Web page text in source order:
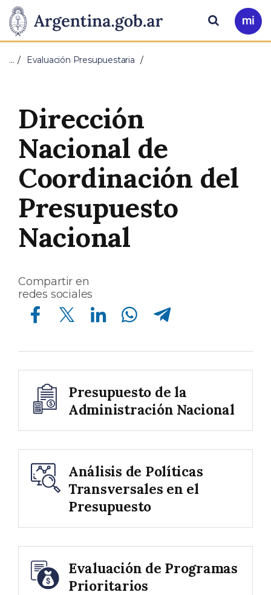
Presidencia
de
Nación
Pasar al contenido principal
Ir
a
Buscar
… Evaluación Presupuestaria
Dirección
Nacional de
Coordinación del
Presupuesto
Nacional
Compartir en
redes sociales
Compartir en Facebook Compartir en Twitter Compartir en Linkedin Compartir en Whatsapp Compartir en Telegram
Presupuesto de la
Administración Nacional
Análisis de Políticas
Transversales en el
Presupuesto
Evaluación de Programas
Prioritarios